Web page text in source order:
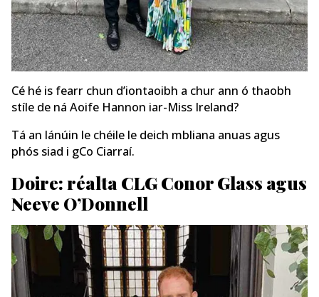
Cé hé is fearr chun d’iontaoibh a chur ann ó thaobh
stíle de ná Aoife Hannon iar-Miss Ireland?
Tá an lánúin le chéile le deich mbliana anuas agus
phós siad i gCo Ciarraí.
Doire: réalta CLG Conor Glass agus
Neeve O’Donnell